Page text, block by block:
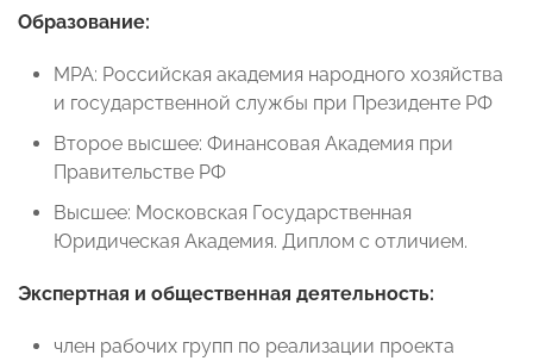
Образование:
MPA: Российская академия народного хозяйства
и государственной службы при Президенте РФ
Второе высшее: Финансовая Академия при
Правительстве РФ
Высшее: Московская Государственная
Юридическая Академия. Диплом с отличием.
Экспертная и общественная деятельность:
член рабочих групп по реализации проекта